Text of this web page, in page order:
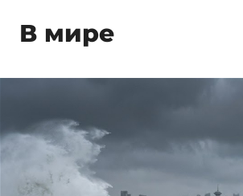
В мире